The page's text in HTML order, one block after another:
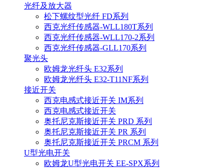
光纤及放大器
松下螺纹型光纤 FD系列
西克光纤传感器-WLL180T系列
西克光纤传感器-WLL170-2系列
西克光纤传感器-GLL170系列
聚光头
欧姆龙光纤头 E32系列
欧姆龙光纤头 E32-T11NF系列
接近开关
西克电感式接近开关 IM系列
西克电感式接近开关
奥托尼克斯接近开关 PRD 系列
奥托尼克斯接近开关 PR 系列
奥托尼克斯接近开关 PRCM 系列
U型光电开关
欧姆龙U型光电开关 EE-SPX系列